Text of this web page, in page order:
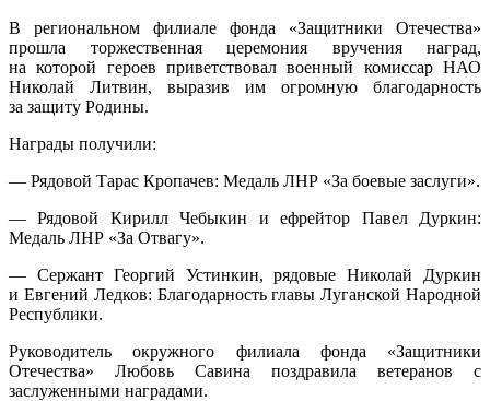
В региональном филиале фонда «Защитники Отечества»
прошла торжественная церемония вручения наград,
на которой героев приветствовал военный комиссар НАО
Николай Литвин, выразив им огромную благодарность
за защиту Родины.
Награды получили:
— Рядовой Тарас Кропачев: Медаль ЛНР «За боевые заслуги».
— Рядовой Кирилл Чебыкин и ефрейтор Павел Дуркин:
Медаль ЛНР «За Отвагу».
— Сержант Георгий Устинкин, рядовые Николай Дуркин
и Евгений Ледков: Благодарность главы Луганской Народной
Республики.
Руководитель окружного филиала фонда «Защитники
Отечества» Любовь Савина поздравила ветеранов с
заслуженными наградами.